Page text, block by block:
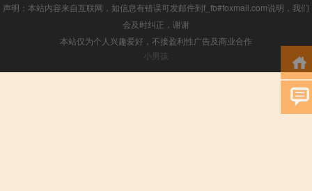
声明：本站内容来自互联网，如信息有错误可发邮件到f_fb#foxmail.com说明，我们
会及时纠正，谢谢
本站仅为个人兴趣爱好，不接盈利性广告及商业合作
小男孩